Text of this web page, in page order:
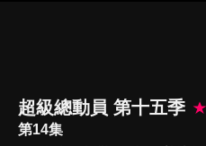
超級總動員 第十五季
第14集